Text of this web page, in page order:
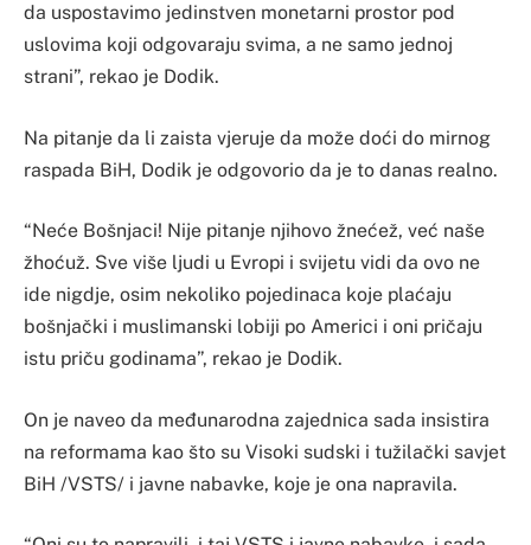
da uspostavimo jedinstven monetarni prostor pod
uslovima koji odgovaraju svima, a ne samo jednoj
strani”, rekao je Dodik.
Na pitanje da li zaista vjeruje da može doći do mirnog
raspada BiH, Dodik je odgovorio da je to danas realno.
“Neće Bošnjaci! Nije pitanje njihovo žnećež, već naše
žhoćuž. Sve više ljudi u Evropi i svijetu vidi da ovo ne
ide nigdje, osim nekoliko pojedinaca koje plaćaju
bošnjački i muslimanski lobiji po Americi i oni pričaju
istu priču godinama”, rekao je Dodik.
On je naveo da međunarodna zajednica sada insistira
na reformama kao što su Visoki sudski i tužilački savjet
BiH /VSTS/ i javne nabavke, koje je ona napravila.